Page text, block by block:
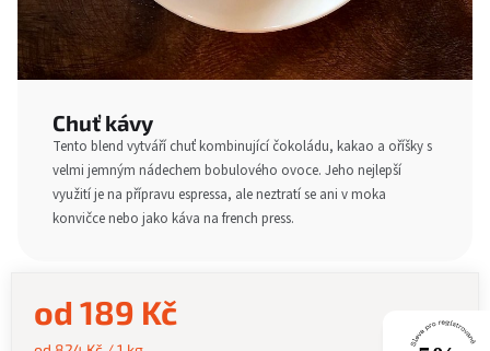
Chuť kávy
Tento blend vytváří chuť kombinující čokoládu, kakao a oříšky s
velmi jemným nádechem bobulového ovoce. Jeho nejlepší
využití je na přípravu espressa, ale neztratí se ani v moka
konvičce nebo jako káva na french press.
od 189 Kč